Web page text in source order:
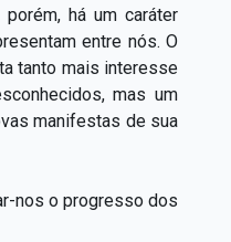
há um caráter
entre nós. O
tanto mais interesse
mas um
manifestas de sua
nos o progresso dos